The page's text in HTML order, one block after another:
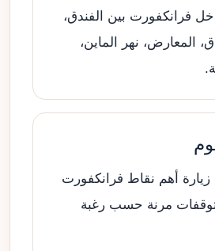
فرانكفورت بين الفندق،
المعارض، نهر الماين،
زيارة أهم نقاط فرانكفورت
مرنة حسب رغبة